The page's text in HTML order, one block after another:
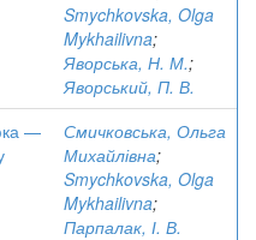
Smychkovska, Olga
Mykhailivna;
Яворська, Н. М.;
Яворський, П. В.
—
Смичковська, Ольга
Михайлівна;
Smychkovska, Olga
Mykhailivna;
Парпалак, І. В.